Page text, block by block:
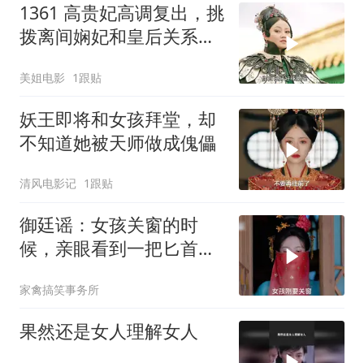
1361 高贵妃高调复出，挑
拨离间娴妃和皇后关系，
珞在一起
美姐电影 1跟贴
妖王即将和女孩拜堂，却
不知道她被天师做成傀儡
清风电影记 1跟贴
御廷谣：女孩关窗的时
候，亲眼看到一把匕首刺
家禽搞笑事务所
果然还是女人理解女人